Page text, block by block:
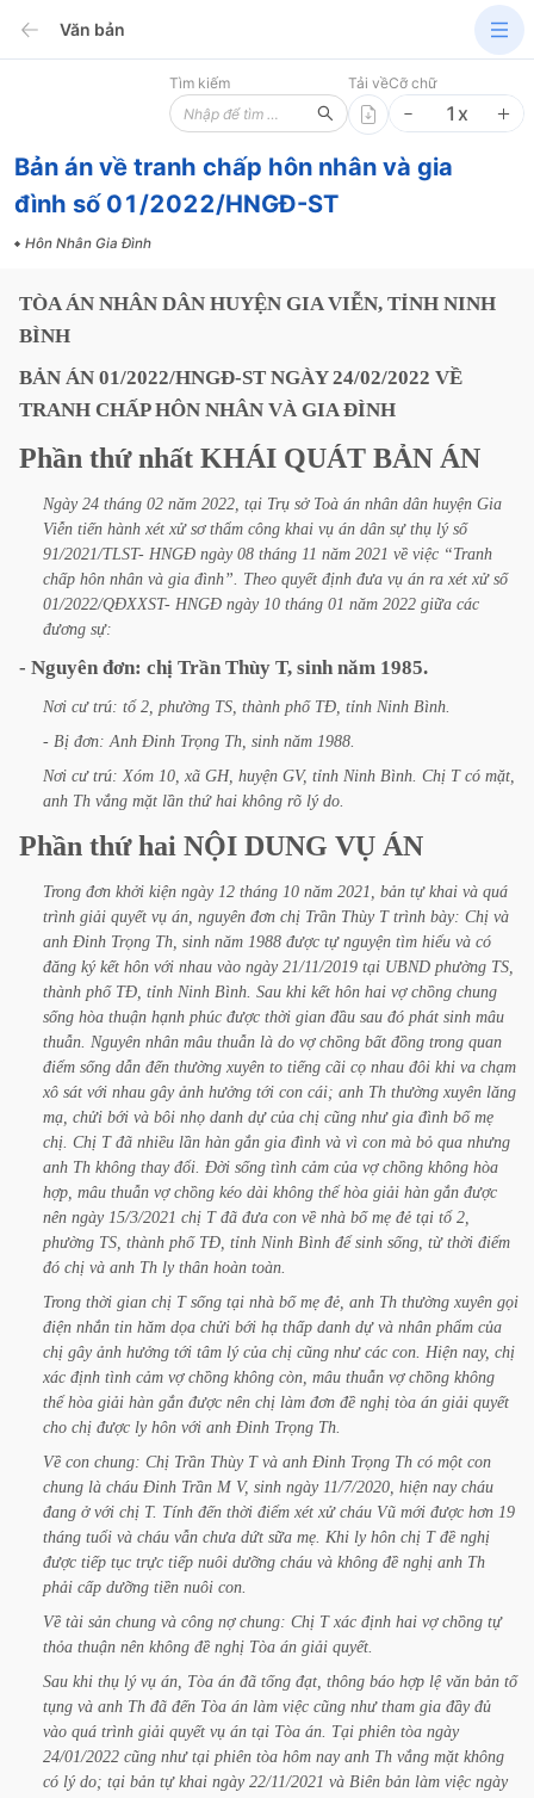
Văn bản
Tìm kiếm Tải vềCỡ chữ
1 x
Bản án về tranh chấp hôn nhân và gia
đình số 01/2022/HNGĐ-ST
Hôn Nhân Gia Đình
TÒA ÁN NHÂN DÂN HUYỆN GIA VIỄN, TỈNH NINH
BÌNH
BẢN ÁN 01/2022/HNGĐ-ST NGÀY 24/02/2022 VỀ
TRANH CHẤP HÔN NHÂN VÀ GIA ĐÌNH
Phần thứ nhất KHÁI QUÁT BẢN ÁN
Ngày 24 tháng 02 năm 2022, tại Trụ sở Toà án nhân dân huyện Gia
Viễn tiến hành xét xử sơ thẩm công khai vụ án dân sự thụ lý số
91/2021/TLST- HNGĐ ngày 08 tháng 11 năm 2021 về việc “Tranh
chấp hôn nhân và gia đình”. Theo quyết định đưa vụ án ra xét xử số
01/2022/QĐXXST- HNGĐ ngày 10 tháng 01 năm 2022 giữa các
đương sự:
- Nguyên đơn: chị Trần Thùy T, sinh năm 1985.
Nơi cư trú: tổ 2, phường TS, thành phố TĐ, tỉnh Ninh Bình.
- Bị đơn: Anh Đinh Trọng Th, sinh năm 1988.
Nơi cư trú: Xóm 10, xã GH, huyện GV, tỉnh Ninh Bình. Chị T có mặt,
anh Th vắng mặt lần thứ hai không rõ lý do.
Phần thứ hai NỘI DUNG VỤ ÁN
Trong đơn khởi kiện ngày 12 tháng 10 năm 2021, bản tự khai và quá
trình giải quyết vụ án, nguyên đơn chị Trần Thùy T trình bày: Chị và
anh Đinh Trọng Th, sinh năm 1988 được tự nguyện tìm hiểu và có
đăng ký kết hôn với nhau vào ngày 21/11/2019 tại UBND phường TS,
thành phố TĐ, tỉnh Ninh Bình. Sau khi kết hôn hai vợ chồng chung
sống hòa thuận hạnh phúc được thời gian đầu sau đó phát sinh mâu
thuẫn. Nguyên nhân mâu thuẫn là do vợ chồng bất đồng trong quan
điểm sống dẫn đến thường xuyên to tiếng cãi cọ nhau đôi khi va chạm
xô sát với nhau gây ảnh hưởng tới con cái; anh Th thường xuyên lăng
mạ, chửi bới và bôi nhọ danh dự của chị cũng như gia đình bố mẹ
chị. Chị T đã nhiều lần hàn gắn gia đình và vì con mà bỏ qua nhưng
anh Th không thay đổi. Đời sống tình cảm của vợ chồng không hòa
hợp, mâu thuẫn vợ chồng kéo dài không thể hòa giải hàn gắn được
nên ngày 15/3/2021 chị T đã đưa con về nhà bố mẹ đẻ tại tổ 2,
phường TS, thành phố TĐ, tỉnh Ninh Bình để sinh sống, từ thời điểm
đó chị và anh Th ly thân hoàn toàn.
Trong thời gian chị T sống tại nhà bố mẹ đẻ, anh Th thường xuyên gọi
điện nhắn tin hăm dọa chửi bới hạ thấp danh dự và nhân phẩm của
chị gây ảnh hưởng tới tâm lý của chị cũng như các con. Hiện nay, chị
xác định tình cảm vợ chồng không còn, mâu thuẫn vợ chồng không
thể hòa giải hàn gắn được nên chị làm đơn đề nghị tòa án giải quyết
cho chị được ly hôn với anh Đinh Trọng Th.
Về con chung: Chị Trần Thùy T và anh Đinh Trọng Th có một con
chung là cháu Đinh Trần M V, sinh ngày 11/7/2020, hiện nay cháu
đang ở với chị T. Tính đến thời điểm xét xử cháu Vũ mới được hơn 19
tháng tuổi và cháu vẫn chưa dứt sữa mẹ. Khi ly hôn chị T đề nghị
được tiếp tục trực tiếp nuôi dưỡng cháu và không đề nghị anh Th
phải cấp dưỡng tiền nuôi con.
Về tài sản chung và công nợ chung: Chị T xác định hai vợ chồng tự
thỏa thuận nên không đề nghị Tòa án giải quyết.
Sau khi thụ lý vụ án, Tòa án đã tống đạt, thông báo hợp lệ văn bản tố
tụng và anh Th đã đến Tòa án làm việc cũng như tham gia đầy đủ
vào quá trình giải quyết vụ án tại Tòa án. Tại phiên tòa ngày
24/01/2022 cũng như tại phiên tòa hôm nay anh Th vắng mặt không
có lý do; tại bản tự khai ngày 22/11/2021 và Biên bản làm việc ngày